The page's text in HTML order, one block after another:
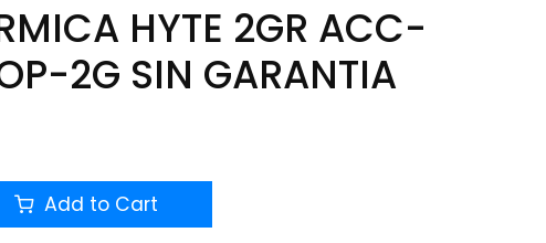
HYTE 2GR ACC-
2G SIN GARANTIA
Add to Cart